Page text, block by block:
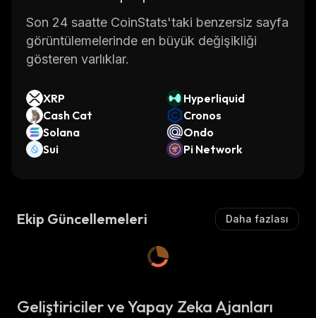
Son 24 saatte CoinStats'taki benzersiz sayfa
görüntülemelerinde en büyük değişikliği
gösteren varlıklar.
XRP
Hyperliquid
Cash Cat
Cronos
Solana
Ondo
Sui
Pi Network
Ekip Güncellemeleri Daha fazlası
Geliştiriciler ve Yapay Zeka Ajanları